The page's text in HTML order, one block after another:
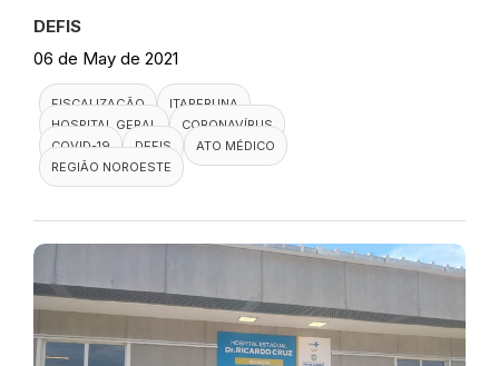
DEFIS
06 de May de 2021
FISCALIZAÇÃO
ITAPERUNA
HOSPITAL GERAL
CORONAVÍRUS
COVID-19
DEFIS
ATO MÉDICO
REGIÃO NOROESTE